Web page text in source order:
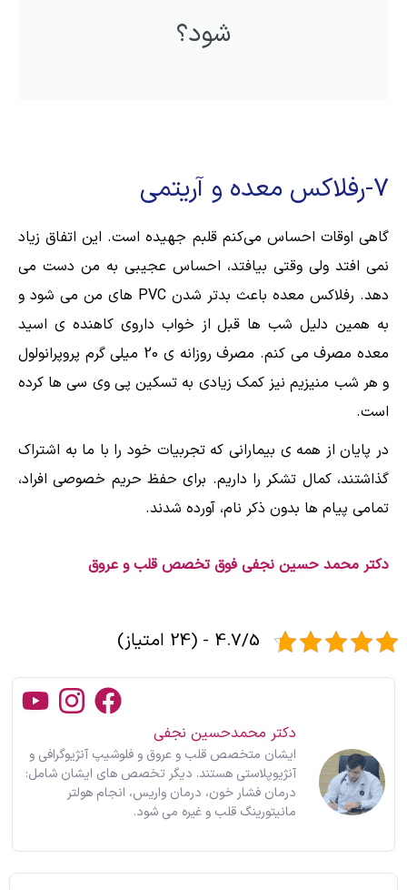
شود؟
7-رفلاکس معده و آریتمی
گاهی اوقات احساس می‌کنم قلبم جهیده است. این اتفاق زیاد
نمی ‌افتد ولی وقتی بیافتد، احساس عجیبی به من دست می
دهد. رفلاکس معده باعث بدتر شدن PVC های من می شود و
به همین دلیل شب ها قبل از خواب داروی کاهنده ی اسید
معده مصرف می کنم. مصرف روزانه ی 20 میلی گرم پروپرانولول
و هر شب منیزیم نیز کمک زیادی به تسکین پی وی سی ها کرده
است.
در پایان از همه ی بیمارانی که تجربیات خود را با ما به اشتراک
گذاشتند، کمال تشکر را داریم. برای حفظ حریم خصوصی افراد،
تمامی پیام ها بدون ذکر نام، آورده شدند.
دکتر محمد حسین نجفی فوق تخصص قلب و عروق
4.7/5 - (24 امتیاز)
دکتر محمدحسین نجفی
ایشان متخصص قلب و عروق و فلوشیپ آنژیوگرافی و
آنژیوپلاستی هستند. دیگر تخصص های ایشان شامل:
درمان فشار خون، درمان واریس، انجام هولتر
مانیتورینگ قلب و غیره می شود.